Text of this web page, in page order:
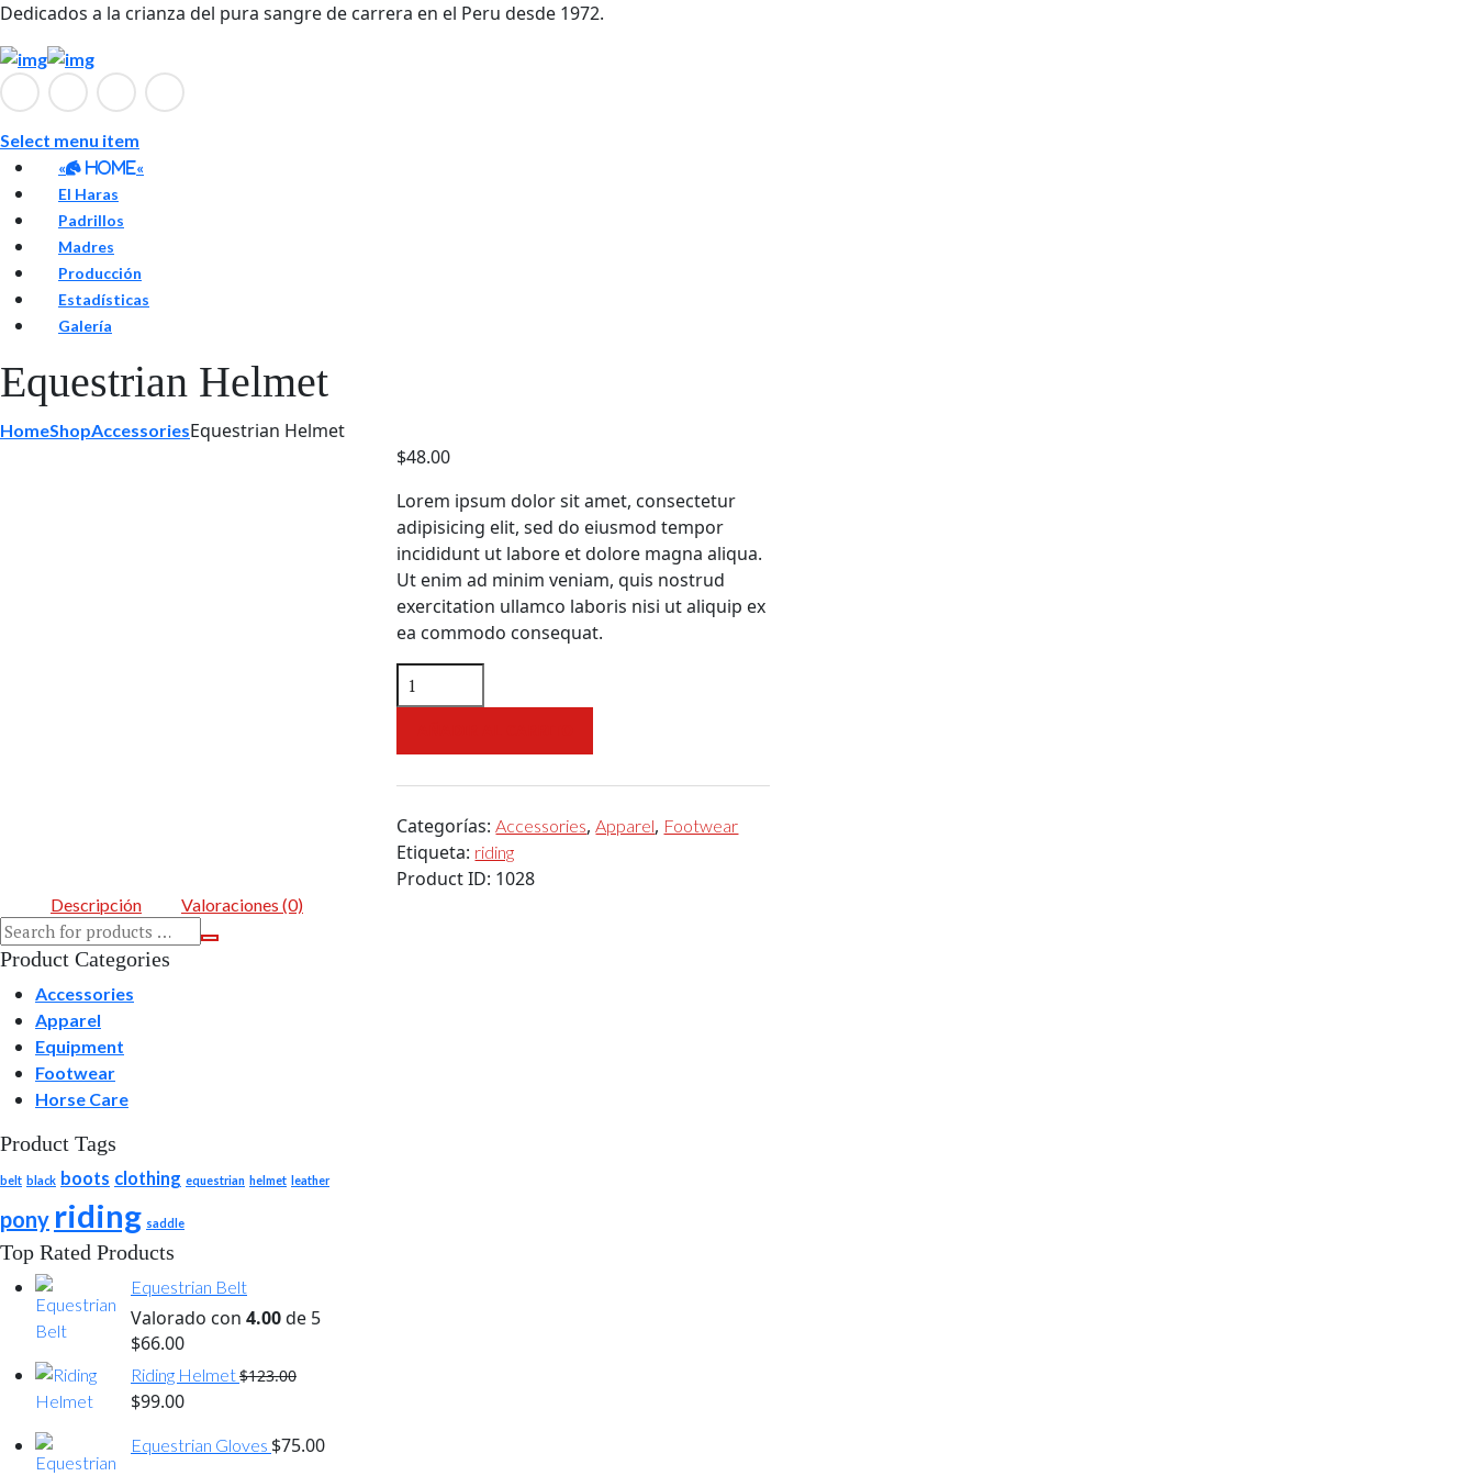
Dedicados a la crianza del pura sangre de carrera en el Peru desde 1972.
Select menu item
« Home«
El Haras
Padrillos
Madres
Producción
Estadísticas
Galería
Equestrian Helmet
HomeShopAccessoriesEquestrian Helmet
$48.00
Lorem ipsum dolor sit amet, consectetur
adipisicing elit, sed do eiusmod tempor
incididunt ut labore et dolore magna aliqua.
Ut enim ad minim veniam, quis nostrud
exercitation ullamco laboris nisi ut aliquip ex
ea commodo consequat.
Equestrian
Helmet
Categorías:Accessories,Apparel, Footwear
Etiqueta: riding
Product ID: 1028
Descripción Valoraciones (0)
Product Categories
Accessories
Apparel
Equipment
Footwear
Horse Care
Product Tags
belt black boots clothing equestrian helmet leather
pony riding saddle
Top Rated Products
Equestrian Belt
Valorado con 4.00de 5
$66.00
Riding Helmet$123.00
El
original
$99.00El
actual
Equestrian Gloves $75.00